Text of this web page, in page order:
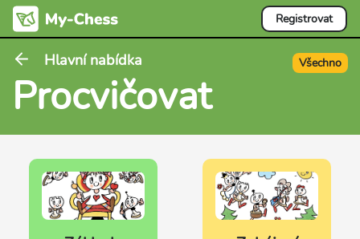
Registrovat
Hlavní nabídka
Procvičovat
Všechno